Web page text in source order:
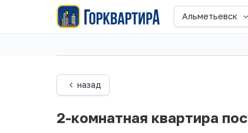
Альметьевск
назад
2-комнатная квартира